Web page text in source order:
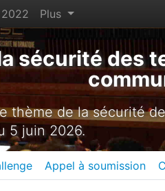
2022 Plus
sécurité des
thème de la sécurité
5 juin 2026.
Appel à soumission